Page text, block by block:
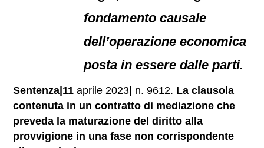
fondamento causale
dell’operazione economica
posta in essere dalle parti.
Sentenza|11 aprile 2023| n. 9612. La clausola
contenuta in un contratto di mediazione che
preveda la maturazione del diritto alla
provvigione in una fase non corrispondente